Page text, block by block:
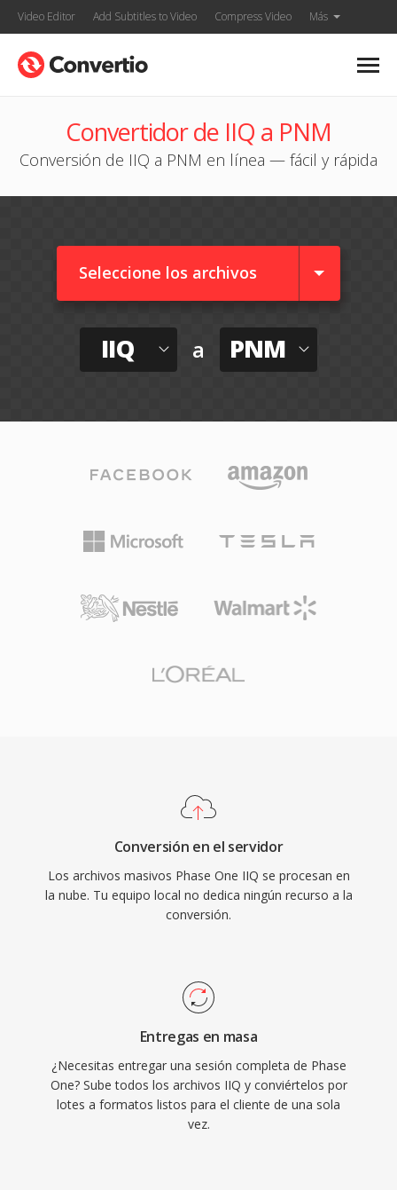
Video Editor Add Subtitles to Video Compress Video Más
Convertidor de IIQ a PNM
Conversión de IIQ a PNM en línea — fácil y rápida
Seleccione los archivos
IIQ a PNM
Conversión en el servidor
Los archivos masivos Phase One IIQ se procesan en
la nube. Tu equipo local no dedica ningún recurso a la
conversión.
Entregas en masa
¿Necesitas entregar una sesión completa de Phase
One? Sube todos los archivos IIQ y conviértelos por
lotes a formatos listos para el cliente de una sola
vez.